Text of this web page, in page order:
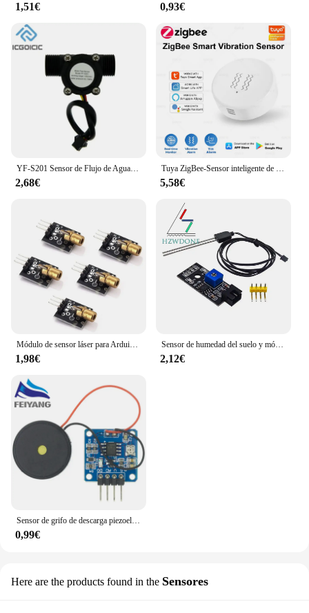
1,51€ 0,93€
YF-S201 Sensor de Flujo de Agua de 12V CC 5-18V caudalímetro Sensor de Flujo Hall Control de Agua interruptor de Sensor de Flujo de Líquido 1-30L/min 2.0MPa
2,68€
Tuya ZigBee-Sensor inteligente de vibración y inclinación, monitoreo en tiempo Real, alarma de detección de puerta y ventana, sistema de protección de seguridad para el hogar inteligente
5,58€
Módulo de sensor láser para Arduino, diodo de punto rojo, cabezal de cobre, KY-008, 650nm, 6mm, 5V, 5mW, lote de 5 o 10 unidades
1,98€
Sensor de humedad del suelo y módulo Detector de suelo, prueba de humedad del suelo, sonda de resistencia a la corrosión para Arduino
2,12€
Sensor de grifo de descarga piezoeléctrica, módulo de interruptor de vibración, hoja piezoeléctrica de percusión para Arduino 51 UNO MEGA2560 r3, Kit DIY
0,99€
Here are the products found in the Sensores